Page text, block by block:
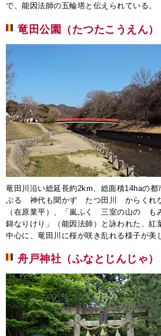
で、能因法師の五輪塔と伝えられている。
竜田公園（たつたこうえん）
竜田川沿い総延長約2km、総面積14haの
ぶる 神代も聞かず たつ田川 からくれ
（在原業平）、「嵐ふく 三室の山の
錦なりけり」（能因法師）と詠われた、紅
中心に、竜田川に桜が咲き乱れる様子が美
舟戸神社（ふなとじんじゃ）